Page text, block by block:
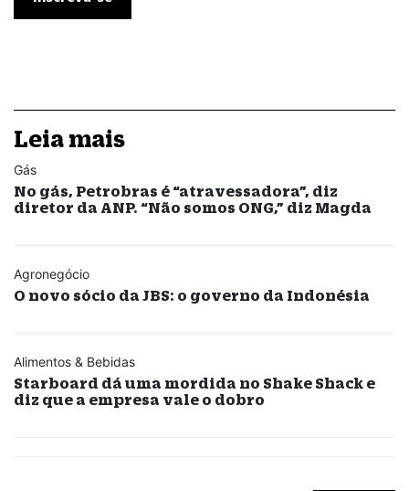
Leia mais
Gás
No gás, Petrobras é “atravessadora”, diz
diretor da ANP. “Não somos ONG,” diz Magda
Agronegócio
O novo sócio da JBS: o governo da Indonésia
Alimentos & Bebidas
Starboard dá uma mordida no Shake Shack e
diz que a empresa vale o dobro